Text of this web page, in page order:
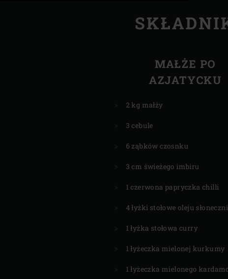
MAŁŻE PO
AZJATYCKU
2 kg małży
3 cebule
6 ząbków czosnku
3 cm świeżego imbiru
1 czerwona papryczka chilli
4 łyżki stołowe oleju
1 łyżka stołowa curry
1 łyżeczka mielonej kurkumy
1 łyżeczka mielonego